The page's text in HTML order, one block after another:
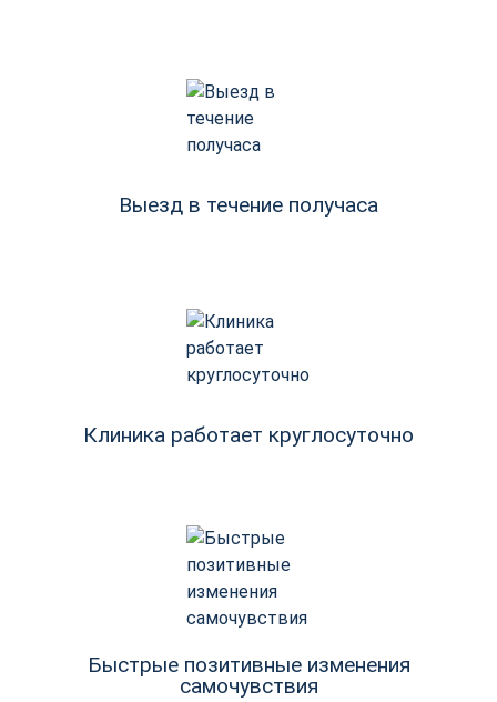
Выезд в течение получаса
Клиника работает круглосуточно
Быстрые позитивные изменения
самочувствия